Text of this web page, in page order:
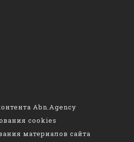
Abn.Agency
cookies
материалов сайта